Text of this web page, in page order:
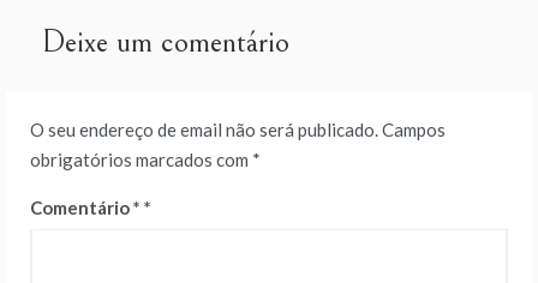
artigos
Deixe um comentário
O seu endereço de email não será publicado.Campos
obrigatórios marcados com *
Comentário*